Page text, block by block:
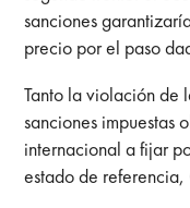
sanciones
precio por el paso
Tanto la violación de
sanciones impuestas
internacional a fijar
estado de referencia,